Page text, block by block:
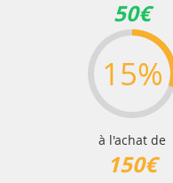
50€
15%
à l'achat de
150€